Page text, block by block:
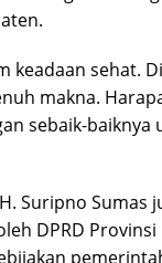
keadaan sehat.
makna.
sebaik-
Suripno Sumas
DPRD